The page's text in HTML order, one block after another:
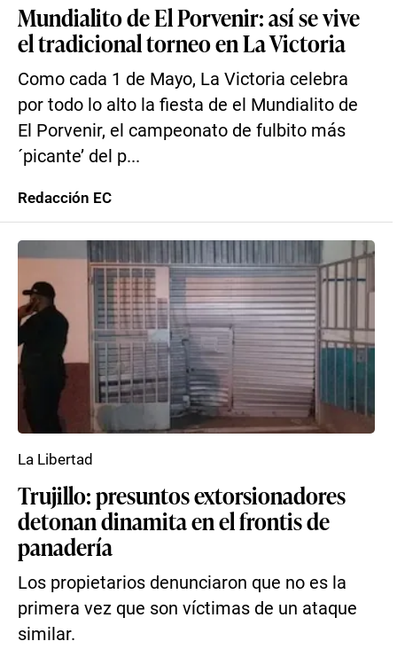
Mundialito de El Porvenir: así se vive
el tradicional torneo en La Victoria
Como cada 1 de Mayo, La Victoria celebra
por todo lo alto la fiesta de el Mundialito de
El Porvenir, el campeonato de fulbito más
´picante’ del p...
Redacción EC
Trujillo: presuntos extorsionadores
detonan dinamita en el frontis de
panadería
Los propietarios denunciaron que no es la
primera vez que son víctimas de un ataque
similar.
La Libertad